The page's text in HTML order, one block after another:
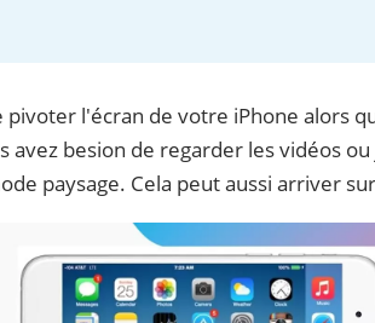
l'écran de votre iPhone alors
avez besion de regarder les vidéos
paysage. Cela peut aussi arriver